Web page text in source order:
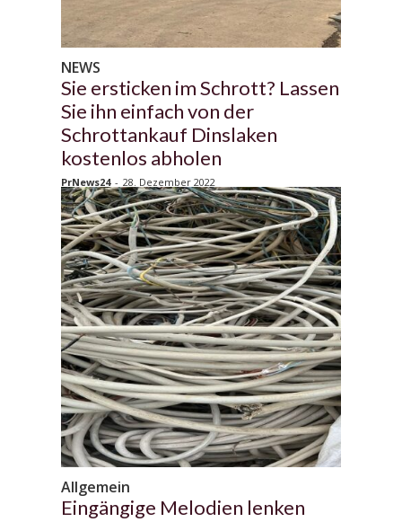
NEWS
Sie ersticken im Schrott? Lassen
Sie ihn einfach von der
Schrottankauf Dinslaken
kostenlos abholen
PrNews24 - 28. Dezember 2022
Allgemein
Eingängige Melodien lenken